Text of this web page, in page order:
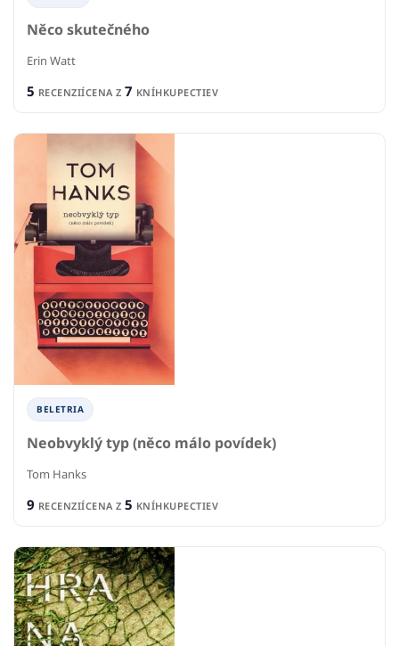
Něco skutečného
Erin Watt
5 RECENZIÍCENA Z 7 KNÍHKUPECTIEV
BELETRIA
Neobvyklý typ (něco málo povídek)
Tom Hanks
9 RECENZIÍCENA Z 5 KNÍHKUPECTIEV